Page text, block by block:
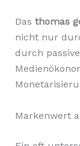
Das thomas
nicht nur
durch
Markenwert